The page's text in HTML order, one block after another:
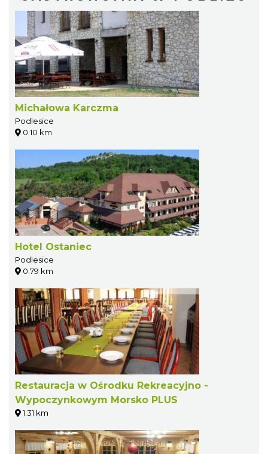
Michałowa Karczma
Podlesice
0.10 km
Hotel Ostaniec
Podlesice
0.79 km
Restauracja w Ośrodku Rekreacyjno -
Wypoczynkowym Morsko PLUS
1.31 km